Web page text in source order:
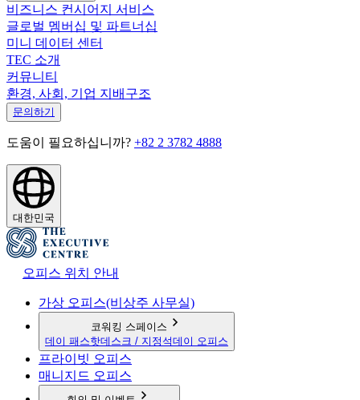
비즈니스 컨시어지 서비스
글로벌 멤버십 및 파트너십
미니 데이터 센터
TEC 소개
커뮤니티
환경, 사회, 기업 지배구조
문의하기
도움이 필요하십니까? +82 2 3782 4888
대한민국
오피스 위치 안내
가상 오피스(비상주 사무실)
코워킹 스페이스
데이 패스핫데스크 / 지정석데이 오피스
프라이빗 오피스
매니지드 오피스